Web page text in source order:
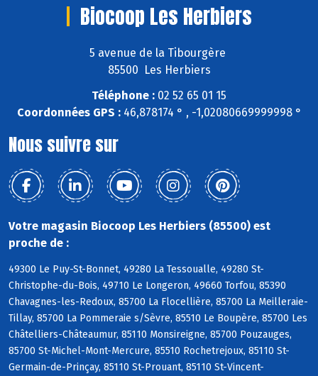
Biocoop Les Herbiers
5 avenue de la Tibourgère
85500 Les Herbiers
Téléphone : 02 52 65 01 15
Coordonnées GPS :46,878174 ° , -1,02080669999998 °
Nous suivre sur
Votre magasin Biocoop Les Herbiers (85500) est
proche de :
49300 Le Puy-St-Bonnet, 49280 La Tessoualle, 49280 St-
Christophe-du-Bois, 49710 Le Longeron, 49660 Torfou, 85390
Chavagnes-les-Redoux, 85700 La Flocellière, 85700 La Meilleraie-
Tillay, 85700 La Pommeraie s/Sèvre, 85510 Le Boupère, 85700 Les
Châtelliers-Châteaumur, 85110 Monsireigne, 85700 Pouzauges,
85700 St-Michel-Mont-Mercure, 85510 Rochetrejoux, 85110 St-
Germain-de-Prinçay, 85110 St-Prouant, 85110 St-Vincent-